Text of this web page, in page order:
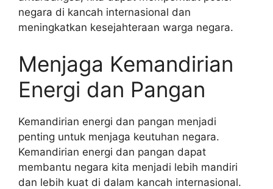
negara di kancah internasional dan
meningkatkan kesejahteraan warga negara.
Menjaga Kemandirian
Energi dan Pangan
Kemandirian energi dan pangan menjadi
penting untuk menjaga keutuhan negara.
Kemandirian energi dan pangan dapat
membantu negara kita menjadi lebih mandiri
dan lebih kuat di dalam kancah internasional.